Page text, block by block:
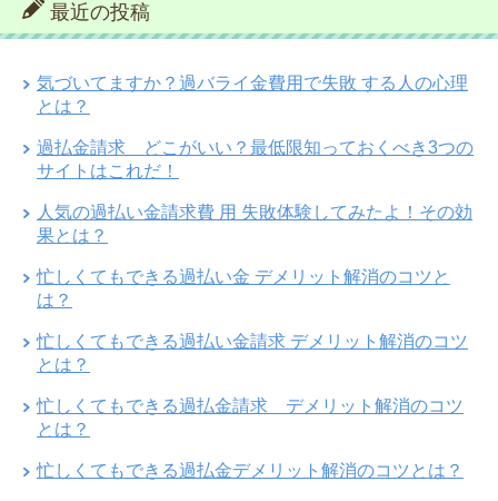
最近の投稿
気づいてますか？過バライ金費用で失敗 する人の心理
とは？
過払金請求 どこがいい？最低限知っておくべき3つの
サイトはこれだ！
人気の過払い金請求費 用 失敗体験してみたよ！その効
果とは？
忙しくてもできる過払い金 デメリット解消のコツと
は？
忙しくてもできる過払い金請求 デメリット解消のコツ
とは？
忙しくてもできる過払金請求 デメリット解消のコツ
とは？
忙しくてもできる過払金デメリット解消のコツとは？